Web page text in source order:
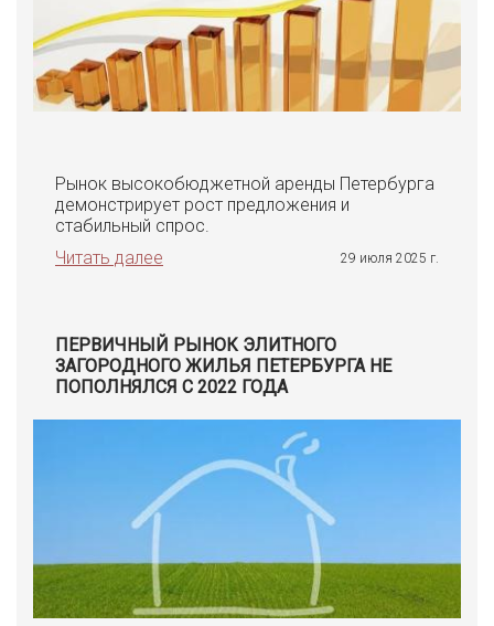
Рынок высокобюджетной аренды Петербурга
демонстрирует рост предложения и
стабильный спрос.
Читать далее
29 июля 2025 г.
ПЕРВИЧНЫЙ РЫНОК ЭЛИТНОГО
ЗАГОРОДНОГО ЖИЛЬЯ ПЕТЕРБУРГА НЕ
ПОПОЛНЯЛСЯ С 2022 ГОДА